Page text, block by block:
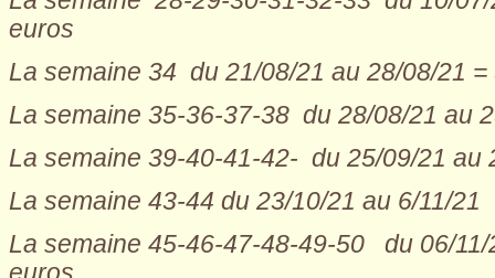
euros
La semaine 34 du 21/08/21 au 28/08/21 =
La semaine 35-36-37-38 du 28/08/21 au
La semaine 39-40-41-42- du 25/09/21 au
La semaine 43-44 du 23/10/21 au 6/11/21
La semaine 45-46-47-48-49-50 du 06/11/